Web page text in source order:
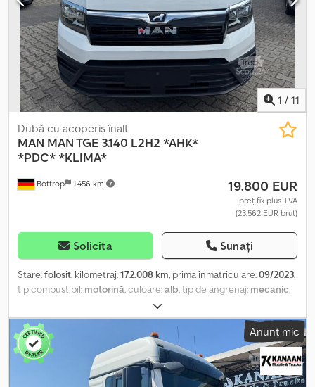
1 / 11
Bottrop 1.456 km
Dubă cu acoperiș înalt
MAN MAN TGE 3.140 L2H2 *AHK*
*PDC* *KLIMA*
19.800 EUR
preț fix plus TVA
(23.562 EUR brut)
Solicita Sunați
Stare:folosit, kilometraj:172.008 km, prima înmatriculare:09/2023,
tip combustibil: motorină , culoare:alb , tip de angrenaj: mecanic
aer condiționat, program
electronic de stabilitate (ESP), închidere centralizată, Bună ziua!
Ne bucurăm să vă avem alături de noi. Vă oferim vehiculul cu
următoarea dotare: Vă rugăm să ne lăsați NEAPĂRAT numărul de
telefon în mesaj! * Inspecție tehnică (TÜV) proaspătă * Cârlig de
remorcare fix * 2x porturi USB-C * Ușă culisantă pe partea
Anunț mic